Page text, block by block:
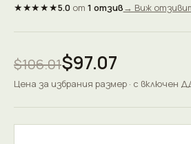
★★★★★5.0от 1 отзив→ Виж
$106.01$97.07
Цена за избрания размер · с включен